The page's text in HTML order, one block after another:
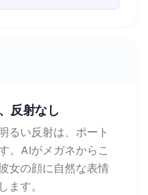
反射なし
るい反射は、ポート
。AIがメガネからこ
女の顔に自然な表情
ます。